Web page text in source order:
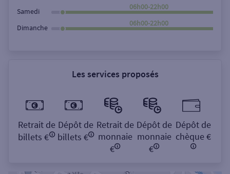
Samedi
06h00-22h00
Dimanche
06h00-22h00
Les services proposés
Retrait de
billets €
Dépôt de
billets €
Retrait de
monnaie
€
Dépôt de
monnaie
€
Dépôt de
chèque €